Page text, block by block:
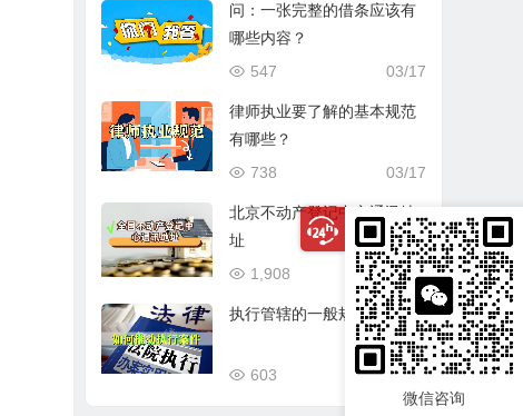
问：一张完整的借条应该有
哪些内容？
03/17
547
律师执业要了解的基本规范
有哪些？
03/17
738
北京不动产登记中心通讯地
址
03/17
1,908
执行管辖的一般规定
03/17
603
微信咨询